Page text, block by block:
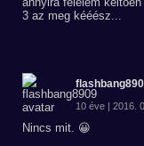
3 az meg kééész...
10 éve | 2016.
Nincs mit. 😀